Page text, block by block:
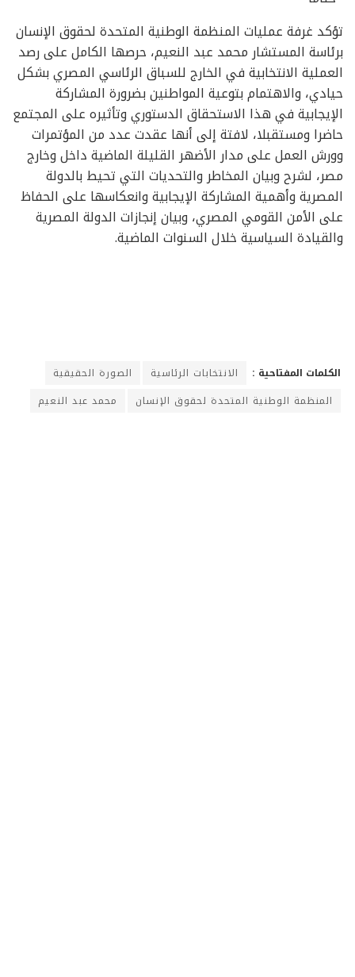
تؤكد غرفة عمليات المنظمة الوطنية المتحدة لحقوق الإنسان
برئاسة المستشار محمد عبد النعيم، حرصها الكامل على رصد
العملية الانتخابية في الخارج للسباق الرئاسي المصري بشكل
حيادي، والاهتمام بتوعية المواطنين بضرورة المشاركة
الإيجابية في هذا الاستحقاق الدستوري وتأثيره على المجتمع
حاضرا ومستقبلا، لافتة إلى أنها عقدت عدد من المؤتمرات
وورش العمل على مدار الأضهر القليلة الماضية داخل وخارج
مصر، لشرح وبيان المخاطر والتحديات التي تحيط بالدولة
المصرية وأهمية المشاركة الإيجابية وانعكاسها على الحفاظ
على الأمن القومي المصري، وبيان إنجازات الدولة المصرية
والقيادة السياسية خلال السنوات الماضية.
الكلمات المفتاحية : الانتخابات الرئاسية
الصورة الحقيقية
المنظمة الوطنية المتحدة لحقوق الإنسان
محمد عبد النعيم